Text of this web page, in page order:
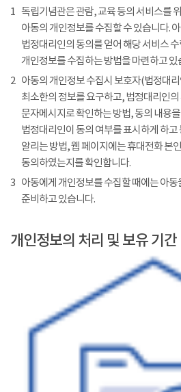
1 독립기념관은 관람, 교육 등의 서비스를
아동의 개인정보를 수집할 수 있습니다.
법정대리인의 동의를 얻어 해당 서비스
개인정보를 수집하는 방법을 마련하고 있
2 아동의 개인정보 수집시 보호자(법정대리
최소한의 정보를 요구하고, 법정대리인
문자메시지로 확인하는 방법, 동의 내용
법정대리인이 동의 여부를 표시하게 하
알리는 방법, 웹 페이지에는 휴대전화 본
동의하였는지를 확인합니다.
3 아동에게 개인정보를 수집할 때에는 아
준비하고 있습니다.
개인정보의 처리 및 보유 기간